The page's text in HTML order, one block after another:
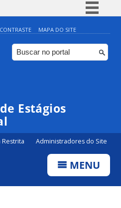
Simplifique!
Comunica BR
Participe
Canais
MAPA DO SITE
Estágios
Restrita Administradores do Site
MENU